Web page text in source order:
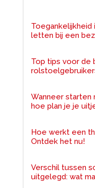
letten bij een
Top tips voor de
Wanneer starten
hoe plan je je
Hoe werkt een
Ontdek het nu!
Verschil tussen
uitgelegd: wat